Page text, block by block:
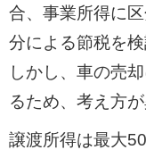
合、事業所得に
分による節税を
しかし、車の売
るため、考え方が
譲渡所得は最大